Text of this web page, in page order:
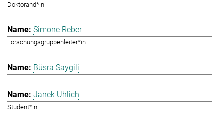
Doktorand*in
Simone Reber
Forschungsgruppenleiter*in
Büsra Saygili
Janek Uhlich
Student*in